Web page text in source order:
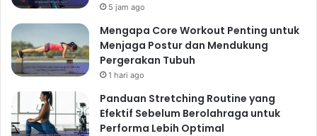
5 jam ago
Mengapa Core Workout Penting untuk
Menjaga Postur dan Mendukung
Pergerakan Tubuh
1 hari ago
Panduan Stretching Routine yang
Efektif Sebelum Berolahraga untuk
Performa Lebih Optimal